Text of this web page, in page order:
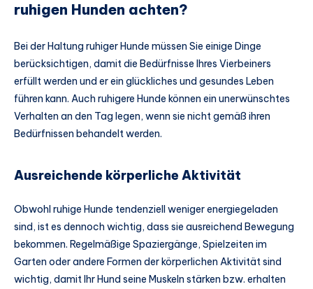
ruhigen Hunden achten?
Bei der Haltung ruhiger Hunde müssen Sie einige Dinge
berücksichtigen, damit die Bedürfnisse Ihres Vierbeiners
erfüllt werden und er ein glückliches und gesundes Leben
führen kann. Auch ruhigere Hunde können ein unerwünschtes
Verhalten an den Tag legen, wenn sie nicht gemäß ihren
Bedürfnissen behandelt werden.
Ausreichende körperliche Aktivität
Obwohl ruhige Hunde tendenziell weniger energiegeladen
sind, ist es dennoch wichtig, dass sie ausreichend Bewegung
bekommen. Regelmäßige Spaziergänge, Spielzeiten im
Garten oder andere Formen der körperlichen Aktivität sind
wichtig, damit Ihr Hund seine Muskeln stärken bzw. erhalten